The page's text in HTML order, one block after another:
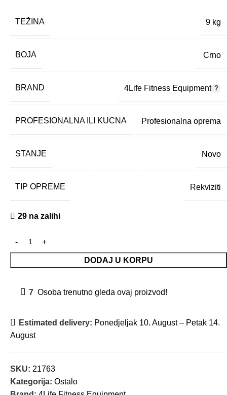
TEŽINA 9 kg
BOJA Crno
BRAND 4Life Fitness Equipment
PROFESIONALNA ILI KUCNA Profesionalna oprema
STANJE Novo
TIP OPREME Rekviziti
29 na zalihi
DODAJ U KORPU
7 Osoba trenutno gleda ovaj proizvod!
Estimated delivery: Ponedjeljak 10. August – Petak 14.
August
SKU: 21763
Kategorija: Ostalo